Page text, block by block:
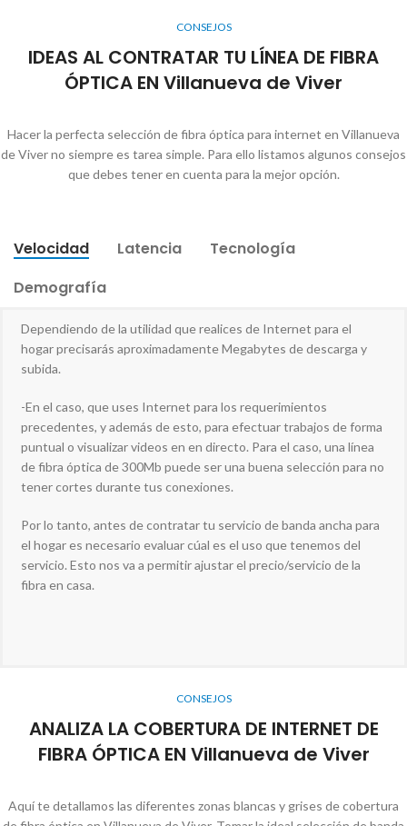
CONSEJOS
IDEAS AL CONTRATAR TU LÍNEA DE FIBRA
ÓPTICA EN Villanueva de Viver
Hacer la perfecta selección de fibra óptica para internet en Villanueva
de Viver no siempre es tarea simple. Para ello listamos algunos consejos
que debes tener en cuenta para la mejor opción.
Velocidad Latencia
Tecnología
Demografía
Dependiendo de la utilidad que realices de Internet para el
hogar precisarás aproximadamente Megabytes de descarga y
subida.
-En el caso, que uses Internet para los requerimientos
precedentes, y además de esto, para efectuar trabajos de forma
puntual o visualizar videos en en directo. Para el caso, una línea
de fibra óptica de 300Mb puede ser una buena selección para no
tener cortes durante tus conexiones.
Por lo tanto, antes de contratar tu servicio de banda ancha para
el hogar es necesario evaluar cúal es el uso que tenemos del
servicio. Esto nos va a permitir ajustar el precio/servicio de la
fibra en casa.
CONSEJOS
ANALIZA LA COBERTURA DE INTERNET DE
FIBRA ÓPTICA EN Villanueva de Viver
Aquí te detallamos las diferentes zonas blancas y grises de cobertura